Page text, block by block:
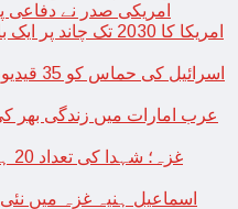
امریکی صدر نے دفاعی
امریکا کا 2030 تک
عرب امارات میں زندگی بھر
اسماعیل ہنیہ غزہ میں